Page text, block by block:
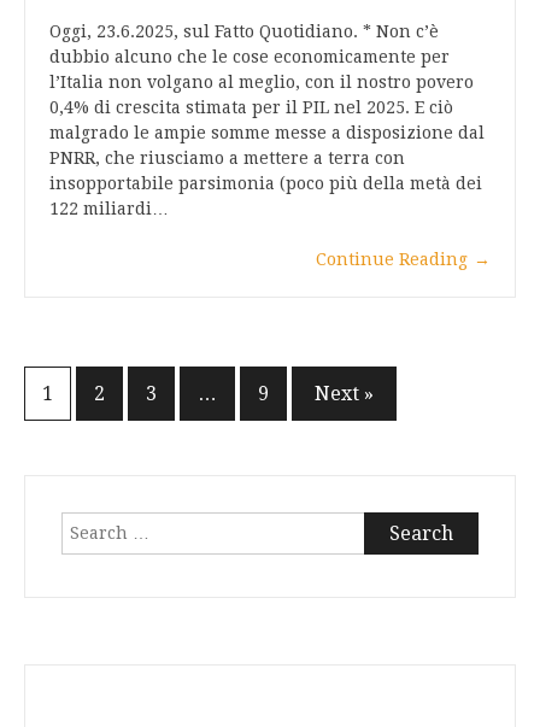
Oggi, 23.6.2025, sul Fatto Quotidiano. * Non c’è
dubbio alcuno che le cose economicamente per
l’Italia non volgano al meglio, con il nostro povero
0,4% di crescita stimata per il PIL nel 2025. E ciò
malgrado le ampie somme messe a disposizione dal
PNRR, che riusciamo a mettere a terra con
insopportabile parsimonia (poco più della metà dei
122 miliardi…
Continue Reading →
Posts
1 2 3 … 9 Next »
Search
for: